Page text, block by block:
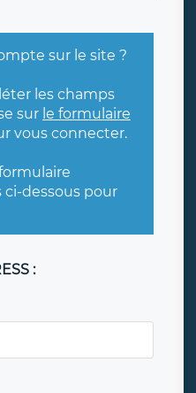
sur le site ?
les champs
sur le formulaire
vous connecter.
dessous pour
: